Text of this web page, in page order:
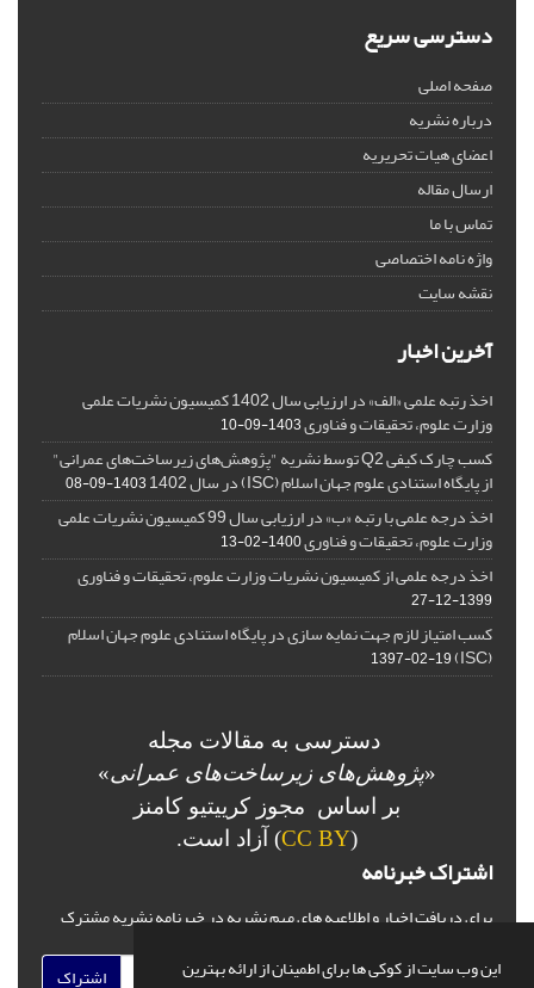
این وب سایت از کوکی ها برای اطمینان از ارائه بهترین
دسترسی سریع
صفحه اصلی
درباره نشریه
اعضای هیات تحریریه
ارسال مقاله
تماس با ما
واژه نامه اختصاصی
نقشه سایت
آخرین اخبار
اخذ رتبه علمی «الف» در ارزیابی سال 1402 کمیسیون نشریات علمی
وزارت علوم، تحقیقات و فناوری1403-09-10
کسب چارک کیفی Q2 توسط نشریه "پژوهش‌های زیرساخت‌های عمرانی"
از پایگاه استنادی علوم جهان اسلام (ISC) در سال 1402 1403-09-08
اخذ درجه علمی با رتبه «ب» در ارزیابی سال 99 کمیسیون نشریات علمی
وزارت علوم، تحقیقات و فناوری1400-02-13
اخذ درجه علمی از کمیسیون نشریات وزارت علوم، تحقیقات و فناوری
1399-12-27
کسب امتیاز لازم جهت نمایه سازی در پایگاه استنادی علوم جهان اسلام
(ISC)
1397-02-19
دسترسی به مقالات مجله
«پژوهش‌های زیرساخت‌های عمرانی»
بر اساس مجوز کرییتیو کامنز
(
CC BY) آزاد است.
اشتراک خبرنامه
برای دریافت اخبار و اطلاعیه های مهم نشریه در خبرنامه نشریه مشترک
اشتراک